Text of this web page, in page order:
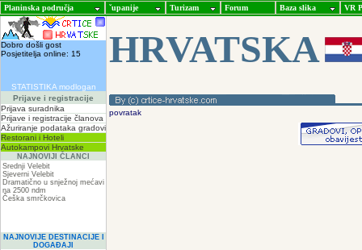
Planinska područja ˇupanije Turizam Forum Baza slika VR
Dobro došli gost
Posjetitelja online: 15
STATISTIKA modlogan
Prijave i registracije
Prijava suradnika
Prijave i registracije članova
Ažuriranje podataka gradovi
Restorani i Hoteli
Autokampovi Hrvatske
NAJNOVIJI ČLANCI
Srednji Velebit
Sjeverni Velebit
Dramatično u snježnoj mećavi
na 2500 ndm
Češka smrčkovica
NAJNOVIJE DESTINACIJE I
DOGAĐAJI
HRVATSKA
povratak